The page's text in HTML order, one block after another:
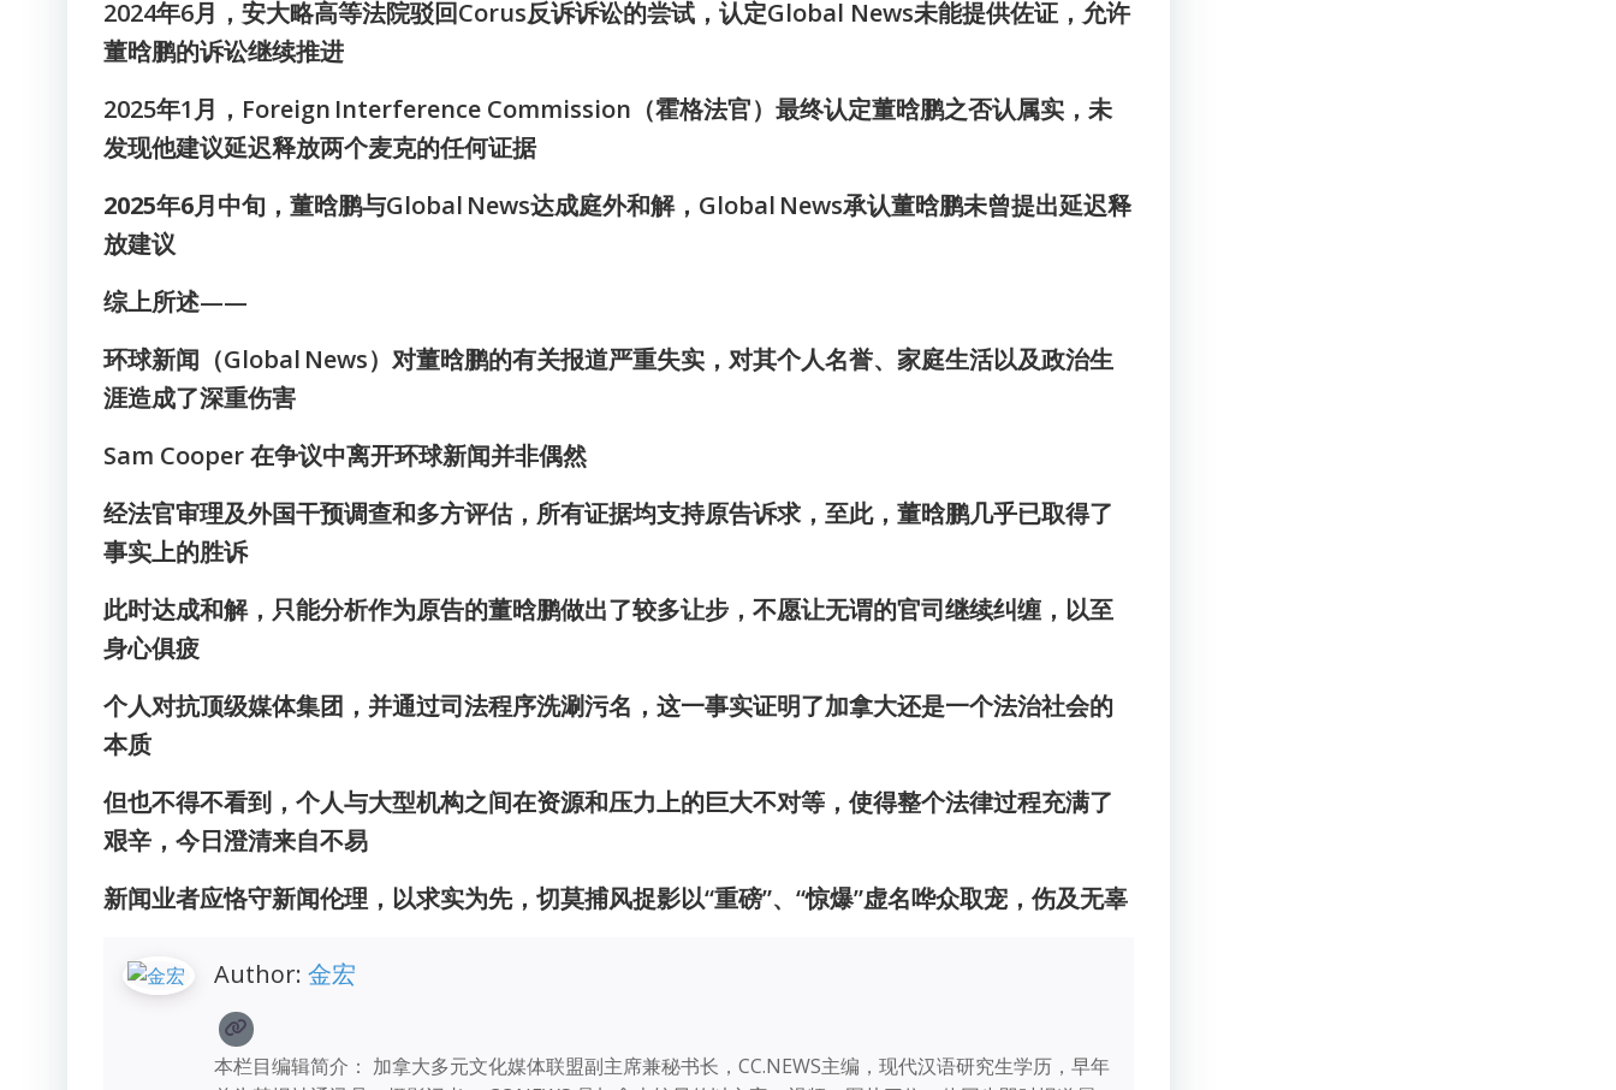
2024年6月，安大略高等法院驳回Corus反诉诉讼的尝试，认定Global News未能提供佐证，允许
董晗鹏的诉讼继续推进
2025年1月，Foreign Interference Commission（霍格法官）最终认定董晗鹏之否认属实，未
发现他建议延迟释放两个麦克的任何证据
2025年6月中旬 ，董晗鹏与Global News达成庭外和解，Global News承认董晗鹏未曾提出延迟释
放建议
综上所述——
环球新闻（Global News）对董晗鹏的有关报道严重失实，对其个人名誉、家庭生活以及政治生
涯造成了深重伤害
Sam Cooper 在争议中离开环球新闻并非偶然
经法官审理及外国干预调查和多方评估，所有证据均支持原告诉求，至此，董晗鹏几乎已取得了
事实上的胜诉
此时达成和解，只能分析作为原告的董晗鹏做出了较多让步，不愿让无谓的官司继续纠缠，以至
身心俱疲
个人对抗顶级媒体集团，并通过司法程序洗涮污名，这一事实证明了加拿大还是一个法治社会的
本质
但也不得不看到，个人与大型机构之间在资源和压力上的巨大不对等，使得整个法律过程充满了
艰辛，今日澄清来自不易
新闻业者应恪守新闻伦理，以求实为先，切莫捕风捉影以“重磅”、“惊爆”虚名哗众取宠，伤及无辜
Author: 金宏
本栏目编辑简介： 加拿大多元文化媒体联盟副主席兼秘书长，CC.NEWS主编，现代汉语研究生学历，早年